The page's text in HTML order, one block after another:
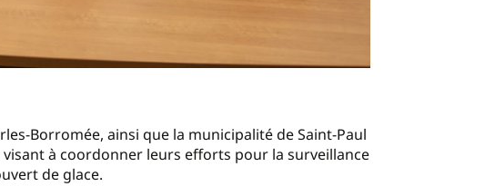
Borromée, ainsi que la municipalité de Saint-Paul
à coordonner leurs efforts pour la surveillance
de glace.